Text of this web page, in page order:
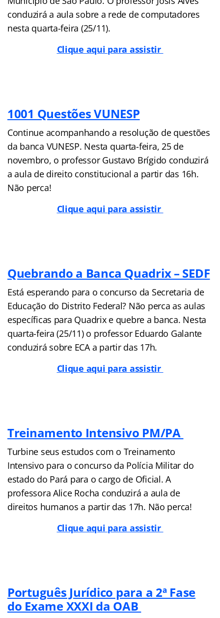
conduzirá a aula sobre a rede de computadores
nesta quarta-feira (25/11).
Clique aqui para assistir
1001 Questões VUNESP
Continue acompanhando a resolução de questões
da banca VUNESP. Nesta quarta-feira, 25 de
novembro, o professor Gustavo Brígido conduzirá
a aula de direito constitucional a partir das 16h.
Não perca!
Clique aqui para assistir
Quebrando a Banca Quadrix – SEDF
Está esperando para o concurso da Secretaria de
Educação do Distrito Federal? Não perca as aulas
específicas para Quadrix e quebre a banca. Nesta
quarta-feira (25/11) o professor Eduardo Galante
conduzirá sobre ECA a partir das 17h.
Clique aqui para assistir
Treinamento Intensivo PM/PA
Turbine seus estudos com o Treinamento
Intensivo para o concurso da Polícia Militar do
estado do Pará para o cargo de Oficial. A
professora Alice Rocha conduzirá a aula de
direitos humanos a partir das 17h. Não perca!
Clique aqui para assistir
Português Jurídico para a 2ª Fase
do Exame XXXI da OAB